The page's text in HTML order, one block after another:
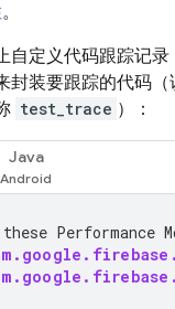
。
自定义代码跟踪记
封装要跟踪的代码
test_trace ）：
Java
Performance